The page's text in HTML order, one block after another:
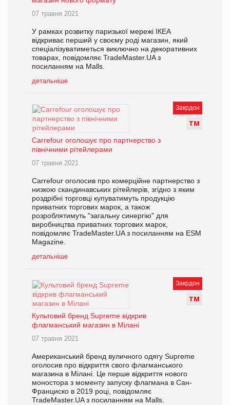
07 травня 2021
У рамках розвитку паризької мережі ІКЕА
відкриває перший у своєму роді магазин, який
спеціалізуватиметься виключно на декоративних
товарах, повідомляє TradeMaster.UA з
посиланням на Malls.
детальніше
Закрдон
ТМ
Carrefour оголошує про партнерство з
північними рітейлерами
07 травня 2021
Carrefour оголосив про комерційне партнерство з
низкою скандинавських рітейлерів, згідно з яким
роздрібні торговці купуватимуть продукцію
приватних торгових марок, а також
розроблятимуть "загальну синергію" для
виробництва приватних торгових марок,
повідомляє TradeMaster.UA з посиланням на ESM
Magazine.
детальніше
Закрдон
ТМ
Культовий бренд Supreme відкрив
флагманський магазин в Мілані
07 травня 2021
Американський бренд вуличного одягу Supreme
оголосив про відкриття свого флагманського
магазина в Мілані. Це перше відкриття нового
моностора з моменту запуску флагмана в Сан-
Франциско в 2019 році, повідомляє
TradeMaster.UA з посиланням на Malls.